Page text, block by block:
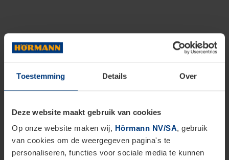
Toestemming Details Over
Deze website maakt gebruik van cookies
Op onze website maken wij, Hörmann NV/SA, gebruik
van cookies om de weergegeven pagina's te
personaliseren, functies voor sociale media te kunnen